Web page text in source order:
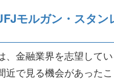
モルガン・スタ
、金融業界を志望して
近で見る機会があった